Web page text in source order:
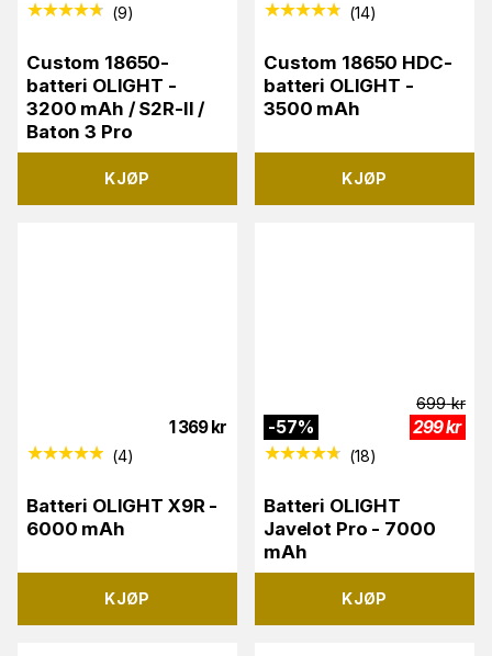
(9)
Custom 18650-
batteri OLIGHT -
3200 mAh / S2R-II /
Baton 3 Pro
KJØP
(14)
Custom 18650 HDC-
batteri OLIGHT -
3500 mAh
KJØP
1 369 kr
(4)
Batteri OLIGHT X9R -
6000 mAh
KJØP
-57%
699 kr
299kr
(18)
Batteri OLIGHT
Javelot Pro - 7000
mAh
KJØP